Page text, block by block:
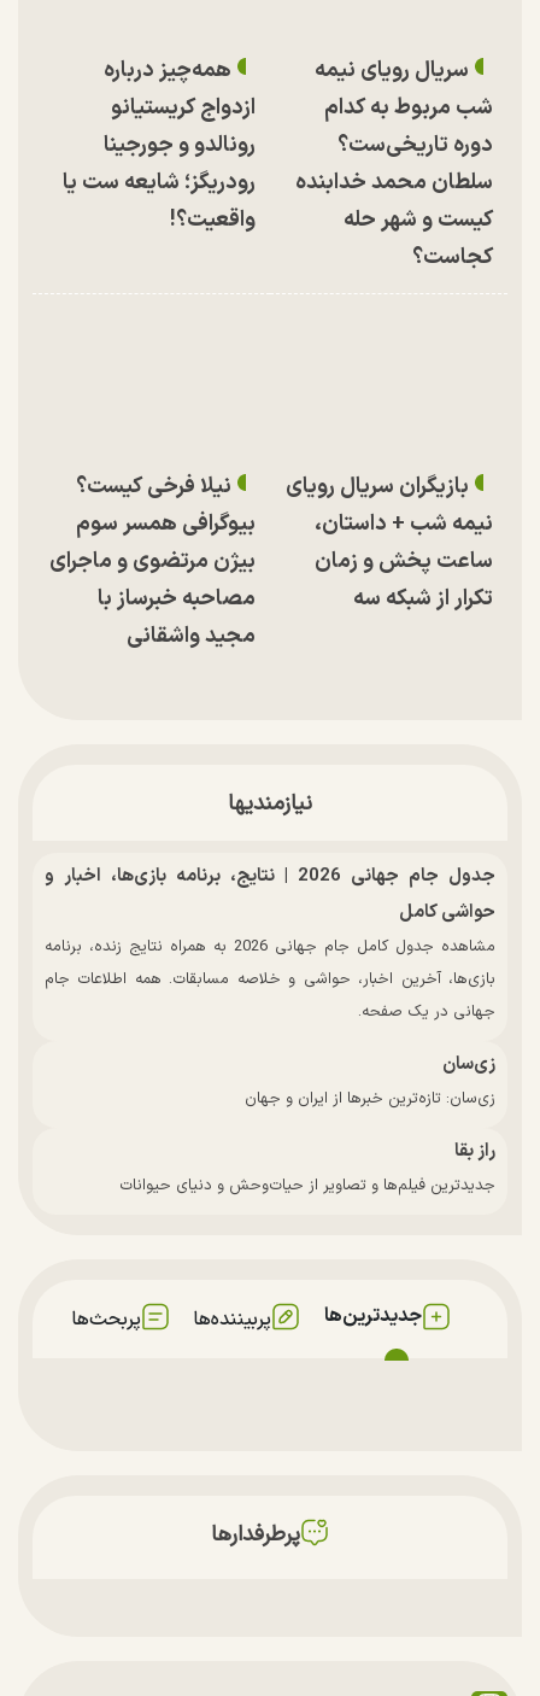
سریال رویای نیمه
شب مربوط به کدام
دوره تاریخی‌ست؟
سلطان محمد خدابنده
کیست و شهر حله
کجاست؟
همه‌چیز درباره
ازدواج کریستیانو
رونالدو و جورجینا
رودریگز؛ شایعه ست یا
واقعیت؟!
بازیگران سریال رویای
نیمه شب + داستان،
ساعت پخش و زمان
تکرار از شبکه سه
نیلا فرخی کیست؟
بیوگرافی همسر سوم
بیژن مرتضوی و ماجرای
مصاحبه خبرساز با
مجید واشقانی
نیازمندیها
جدول جام جهانی 2026 | نتایج، برنامه بازی‌ها، اخبار و
حواشی کامل
مشاهده جدول کامل جام جهانی 2026 به همراه نتایج زنده، برنامه
بازی‌ها، آخرین اخبار، حواشی و خلاصه مسابقات. همه اطلاعات جام
جهانی در یک صفحه.
زی‌سان
زی‌سان: تازه‌ترین خبرها از ایران و جهان
راز بقا
جدیدترین فیلم‌ها و تصاویر از حیات‌وحش و دنیای حیوانات
جدیدترین‌ها پربیننده‌ها پربحث‌ها
پرطرفدارها